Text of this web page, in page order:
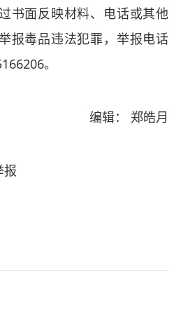
书面反映材料、电话或其他
报毒品违法犯罪，举报电话
。
编辑： 郑皓月
报